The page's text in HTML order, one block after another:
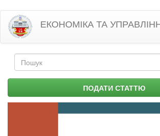
Перейти
основного
матеріалу
ЕКОНОМІКА ТА
Пошукова
форма ПОДАТИ СТАТТЮ